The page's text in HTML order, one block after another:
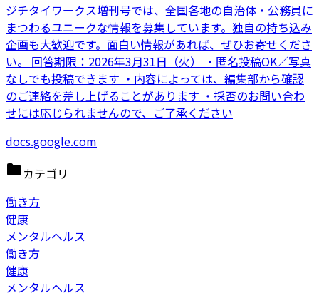
ジチタイワークス増刊号では、全国各地の自治体・公務員に
まつわるユニークな情報を募集しています。独自の持ち込み
企画も大歓迎です。面白い情報があれば、ぜひお寄せくださ
い。 回答期限：2026年3月31日（火） ・匿名投稿OK／写真
なしでも投稿できます ・内容によっては、編集部から確認
のご連絡を差し上げることがあります ・採否のお問い合わ
せには応じられませんので、ご了承ください
docs.google.com
カテゴリ
働き方
健康
メンタルヘルス
働き方
健康
メンタルヘルス